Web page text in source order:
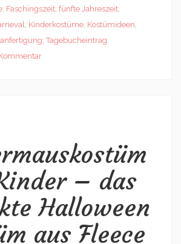
, Faschingszeit, fünfte Jahreszeit,
, Kinderkostüme, Kostümideen,
,Tagebucheintrag
– das
Halloween
aus Fleece